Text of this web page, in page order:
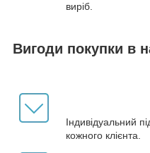
виріб.
Вигоди покупки в
Індивідуальний
кожного клієнта.